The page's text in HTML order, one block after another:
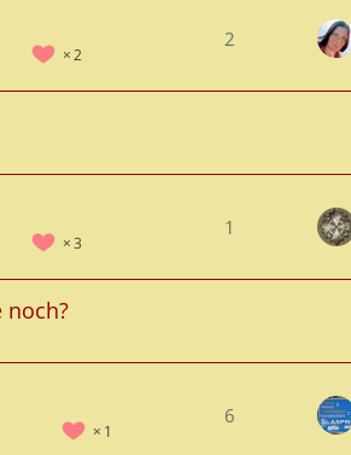
2
2
3
1
noch?
1
6